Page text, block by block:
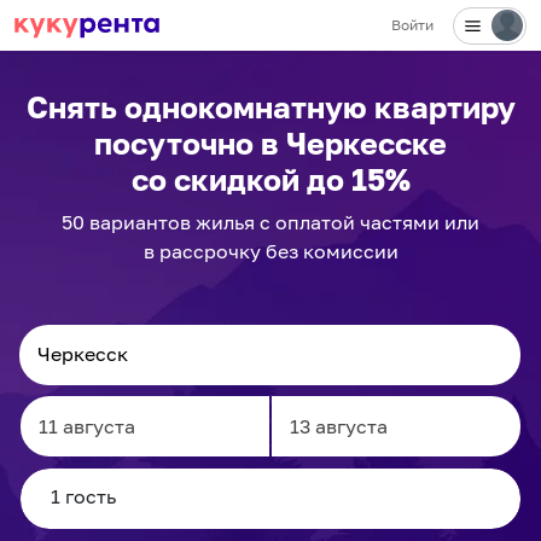
Войти
Снять однокомнатную квартиру
посуточно в Черкесске
со скидкой до 15%
50 вариантов жилья с оплатой частями или
в рассрочку без комиссии
Navigate
forward
to
Navigate
to